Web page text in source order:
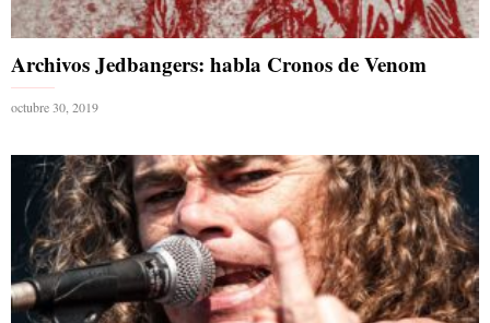
Archivos Jedbangers: habla Cronos de Venom
octubre 30, 2019